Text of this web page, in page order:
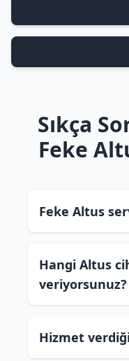
Sıkça
Feke
Feke Altus
Hangi Altus
veriyorsunuz?
Hizmet